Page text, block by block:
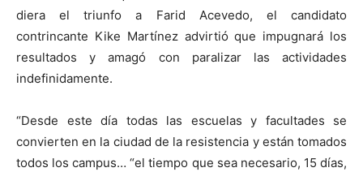
diera el triunfo a Farid Acevedo, el candidato
contrincante Kike Martínez advirtió que impugnará los
resultados y amagó con paralizar las actividades
indefinidamente.
“Desde este día todas las escuelas y facultades se
convierten en la ciudad de la resistencia y están tomados
todos los campus… “el tiempo que sea necesario, 15 días,